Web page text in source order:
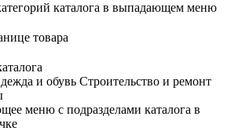
каталога в выпадающем меню
товара
и обувь Строительство и ремонт
меню с подразделами каталога в